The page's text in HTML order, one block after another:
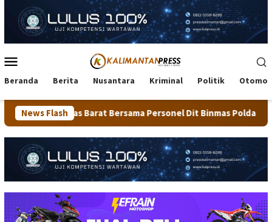
konten
Mobile
Beranda Berita Nusantara Kriminal Politik
News Flash
Bersama Personel Dit Binmas Polda Kaltara Salurkan Beras